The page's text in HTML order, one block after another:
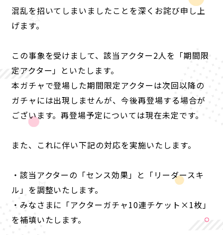
ANIME
NEWS
混乱を招いてしまいましたことを深くお詫び申し上
げます。
この事象を受けまして、該当アクター2人を「期間限
定アクター」といたします。
本ガチャで登場した期間限定アクターは次回以降の
ガチャには出現しませんが、今後再登場する場合が
ございます。再登場予定については現在未定です。
また、これに伴い下記の対応を実施いたします。
・該当アクターの「センス効果」と「リーダースキ
ル」を調整いたします。
・みなさまに「アクターガチャ10連チケット×1枚」
を補填いたします。